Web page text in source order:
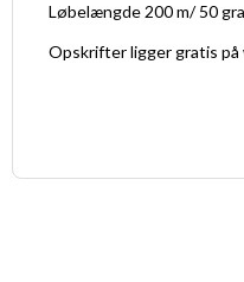
Løbelængde 200 m/ 50
Opskrifter ligger gratis på